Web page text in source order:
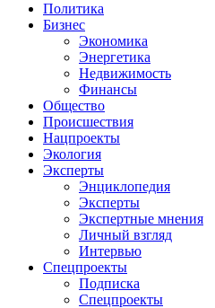
Политика
Бизнес
Экономика
Энергетика
Недвижимость
Финансы
Общество
Происшествия
Нацпроекты
Экология
Эксперты
Энциклопедия
Эксперты
Экспертные мнения
Личный взгляд
Интервью
Спецпроекты
Подписка
Спецпроекты